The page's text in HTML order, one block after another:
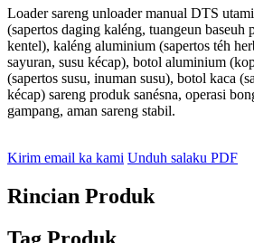
Loader sareng unloader manual DTS
(sapertos daging kaléng, tuangeun baseuh
kentel), kaléng aluminium (sapertos téh
sayuran, susu kécap), botol aluminium
(sapertos susu, inuman susu), botol kaca
kécap) sareng produk sanésna, operasi
gampang, aman sareng stabil.
Kirim email ka kami Unduh salaku PDF
Rincian Produk